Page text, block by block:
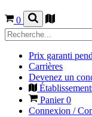
0
Prix garanti
Carrières
Devenez un
Panier0
Connexion /